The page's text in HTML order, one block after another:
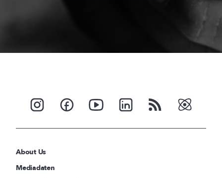
About Us
Mediadaten